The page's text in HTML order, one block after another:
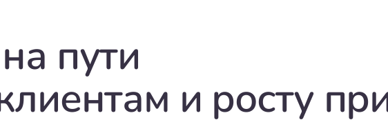
пути
и росту